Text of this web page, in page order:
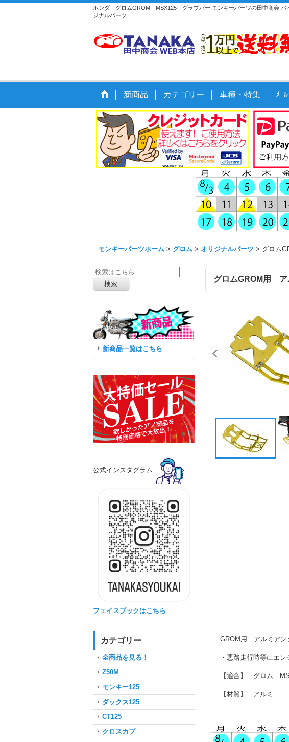
ホンダ グロムGROM MSX125 グラブバー,モンキーパーツの田中商会
ジナルパーツ
新商品 カテゴリー 車種・特集 ﾒｰ
モンキーパーツホーム > グロム > オリジナルパーツ > グロム
新商品一覧はこちら
公式インスタグラム
フェイスブックはこちら
カテゴリー
全商品を見る！
Z50M
モンキー125
ダックス125
CT125
クロスカブ
グロムGROM用
GROM用 アルミア
・悪路走行時等にエ
【適合】 グロム
【材質】 アルミ